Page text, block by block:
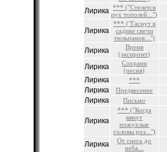
Лирика *** ("Стелется
пух тополей...")
Лирика
*** ("Гаснут в
садике свечи
тюльпанов...")
Лирика
Время
(экспромт)
Лирика
Сохрани
(песня)
Лирика ***
Лирика Предвесенее
Лирика Письмо
Лирика
*** ("Когда
вянут
пожухлые
головы роз...")
Лирика
От снега до
неба...